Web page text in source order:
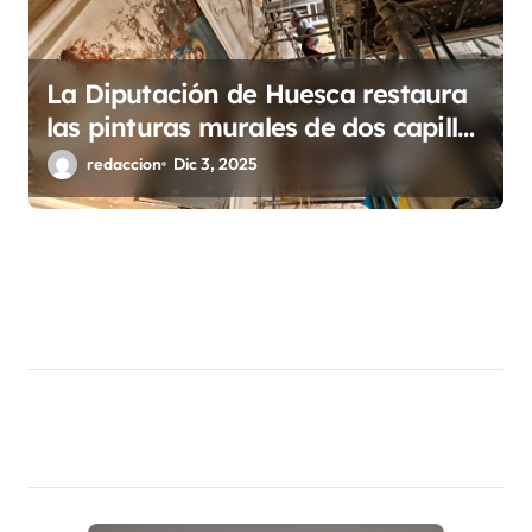
La Diputación de Huesca restaura
las pinturas murales de dos capillas
de la Cartuja de Nuestra Señora de
las Fuentes
redaccion Dic 3, 2025